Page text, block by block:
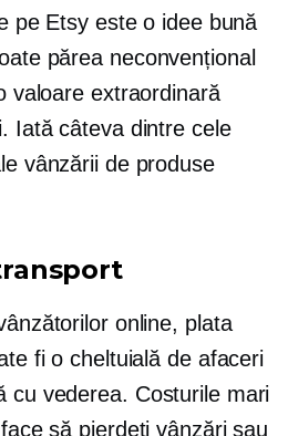
pe Etsy este o idee bună
părea neconvențional
valoare extraordinară
Iată câteva dintre cele
vânzării de produse
online, plata
fi o cheltuială de afaceri
cu vederea. Costurile mari
să pierdeți vânzări sau